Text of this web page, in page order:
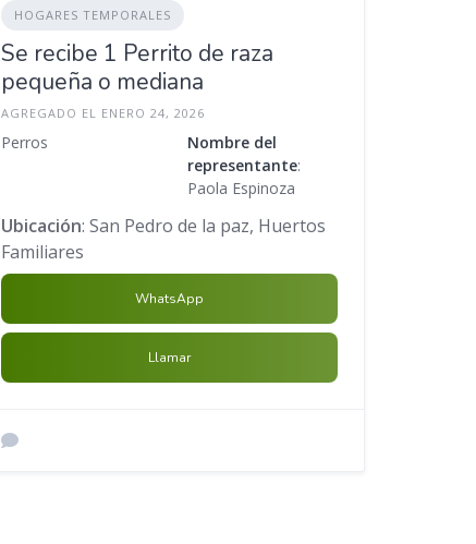
HOGARES TEMPORALES
Se recibe 1 Perrito de raza
pequeña o mediana
AGREGADO EL ENERO 24, 2026
Perros
Nombre del
representante:
Paola Espinoza
Ubicación: San Pedro de la paz, Huertos
Familiares
WhatsApp
Llamar